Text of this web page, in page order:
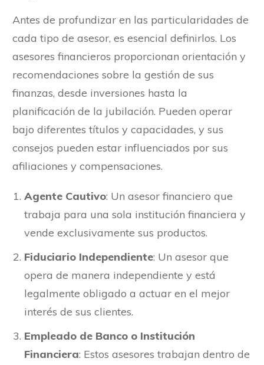
Antes de profundizar en las particularidades de
cada tipo de asesor, es esencial definirlos. Los
asesores financieros proporcionan orientación y
recomendaciones sobre la gestión de sus
finanzas, desde inversiones hasta la
planificación de la jubilación. Pueden operar
bajo diferentes títulos y capacidades, y sus
consejos pueden estar influenciados por sus
afiliaciones y compensaciones.
Agente Cautivo: Un asesor financiero que
trabaja para una sola institución financiera y
vende exclusivamente sus productos.
Fiduciario Independiente: Un asesor que
opera de manera independiente y está
legalmente obligado a actuar en el mejor
interés de sus clientes.
Empleado de Banco o Institución
Financiera: Estos asesores trabajan dentro de